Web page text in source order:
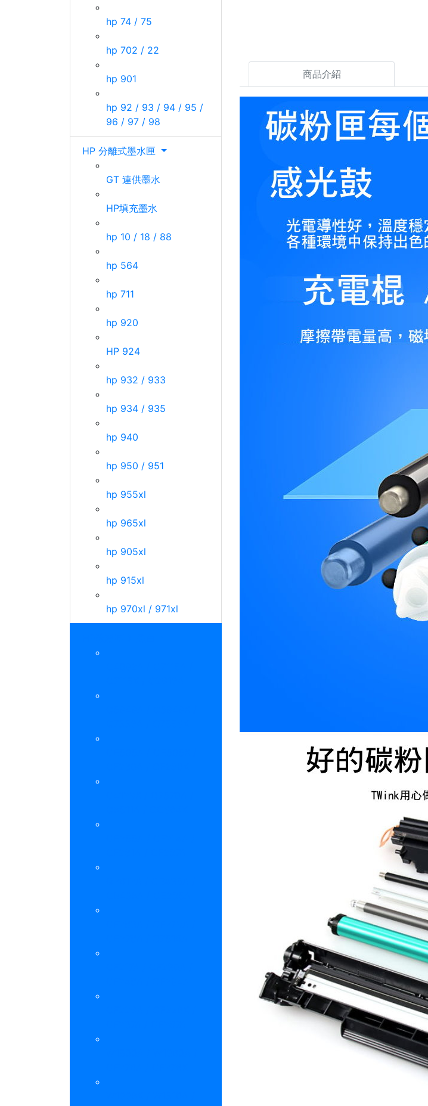
hp 74 / 75
hp 702 / 22
hp 901
hp 92 / 93 / 94 / 95 /
96 / 97 / 98
HP 分離式墨水匣
GT 連供墨水
HP填充墨水
hp 10 / 18 / 88
hp 564
hp 711
hp 920
HP 924
hp 932 / 933
hp 934 / 935
hp 940
hp 950 / 951
hp 955xl
hp 965xl
hp 905xl
hp 915xl
hp 970xl / 971xl
商品介紹